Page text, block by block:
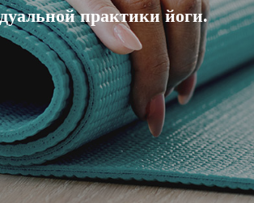
практики йоги.